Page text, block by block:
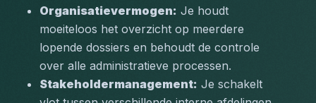
Organisatievermogen: Je houdt
moeiteloos het overzicht op meerdere
lopende dossiers en behoudt de controle
over alle administratieve processen.
Stakeholdermanagement: Je schakelt